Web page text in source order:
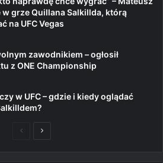
w grze Quillana Salkillda, którą
na UFC Vegas
zawodnikiem – ogłosił
z ONE Championship
w UFC – gdzie i kiedy oglądać
PoprzedniaNastępna